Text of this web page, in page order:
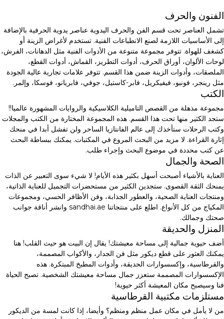
الفنون والحرف
تشمل العناصر تحت قسم الفن والحرف اليدوية عناصر يدوية الحرفية بالإضافة
إلى الأساسيات اللازمة لصنع الانطباعات الفنية. تستخدم لأغراض الزينة أو
كشغف للهواة. تتوفر مجموعة متنوعة من الأدوات الفنية مثل الدهانات، الفرش،
لوحات الألوان، أوراق الحرف، أدوات التطريز، القماش، أدوات القطع،
الملصقات، وأدوات الزينة ضمن هذا القسم. تتوفر علامات تجارية عالية الجودة
مثل رينجر، فونبو، فيفيكريل، فابر-كاستيل، جوفي، فابريانو، فوسكا، وإلمر.
الكتب
مجموعة مذهلة من القصص التاميلية الكلاسيكية والروايات المشهورة عالميا!!
ستجد الكثير منها تحت هذا القسم. هذه المجموعة المختارة من الكتب والمجلات
وكتب الرحلات ستأخذك إلى عالم الفانتازيا الساحر ولن تفشل أبدا في منحك
إثارة القراءة. لا مزيد من البحث المروع في المكتبات. يمكنك ببساطة البحث
عن كتب محددة في موضوع البحث وإجراء طلب.
الصحة والجمال
العناية بالأشياء أصبحت أسهل بكثير هذه الأيام! لا شيء سوى التعبير عن الذات
يمنحك الثقة القصوى. ستجدين الكثير من مستحضرات التجميل للعناية الذاتية،
ومنتجات العناية الصحية، والعطور الجذابة، وفن الأظافر الحسي، ومجموعات
المكياج من كل الأنواع. اطلع على منتجاتنا sandhai.ae وانشر أناقة جوانب
صحتك وجمالك.
المنزل والحديقة
أضف حيوية جمالية إلى مساحة معيشتك! يقال إن البيت هو حيث القلب! هنا
يمكنك العثور على قطع ديكور مثل فن الجدار، والأكواب المصممة،
والقرطاسية، وإكسسوارات الحديقة، وأدوات المطبخ المبتكرة. هذه
الإكسسوارات المصممة ستعزز جمال مساحة معيشتك الشخصية. تصبح الحياة
فنا وسيصبح مكان المعيشة أكثر حيوية!
مستلزمات مكتبية القرطاسية
من لا يأمل في مكان عمل منظم ومنظم؟ وأيضا، إذا كانت لمسة من الديكور